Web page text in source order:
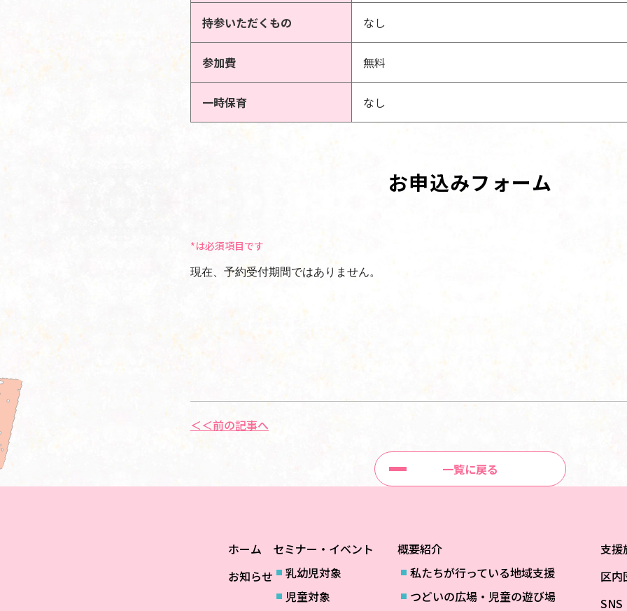
持参いただくもの なし
参加費 無料
一時保育 なし
お申込みフォーム
*は必須項目です
現在、予約受付期間ではありません。
＜＜前の記事へ
一覧に戻る
ホーム
お知らせ
セミナー・イベント
乳幼児対象
児童対象
概要紹介
私たちが行っている地域支援
つどいの広場・児童の遊び場
支援
区内
SNS